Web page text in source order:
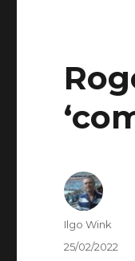
Autor
Ilgo Wink
Publicado
25/02/2022